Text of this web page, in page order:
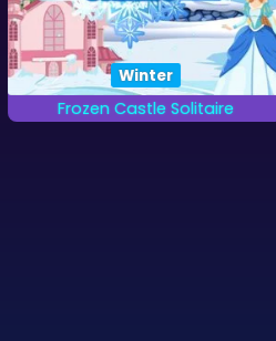
Halloween Klondike
Halloween